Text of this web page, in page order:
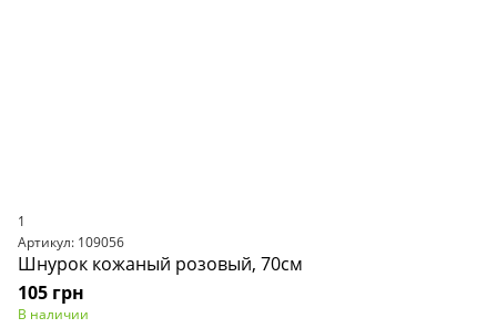
1
Артикул: 109056
Шнурок кожаный розовый, 70см
105 грн
В наличии